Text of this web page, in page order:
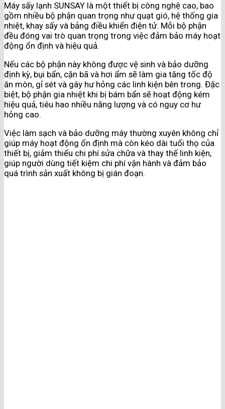
Máy sấy lạnh SUNSAY là một thiết bị công nghệ cao, bao
gồm nhiều bộ phận quan trọng như quạt gió, hệ thống gia
nhiệt, khay sấy và bảng điều khiển điện tử. Mỗi bộ phận
đều đóng vai trò quan trọng trong việc đảm bảo máy hoạt
động ổn định và hiệu quả.
Nếu các bộ phận này không được vệ sinh và bảo dưỡng
định kỳ, bụi bẩn, cặn bã và hơi ẩm sẽ làm gia tăng tốc độ
ăn mòn, gỉ sét và gây hư hỏng các linh kiện bên trong. Đặc
biệt, bộ phận gia nhiệt khi bị bám bẩn sẽ hoạt động kém
hiệu quả, tiêu hao nhiều năng lượng và có nguy cơ hư
hỏng cao.
Việc làm sạch và bảo dưỡng máy thường xuyên không chỉ
giúp máy hoạt động ổn định mà còn kéo dài tuổi thọ của
thiết bị, giảm thiểu chi phí sửa chữa và thay thế linh kiện,
giúp người dùng tiết kiệm chi phí vận hành và đảm bảo
quá trình sản xuất không bị gián đoạn.